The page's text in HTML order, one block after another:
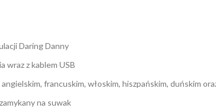
Daring Danny
wraz z kablem USB
francuskim, włoskim, hiszpańskim, duńskim
na suwak